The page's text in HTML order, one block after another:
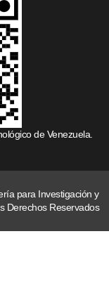
de Venezuela.
para Investigación y
Derechos Reservados